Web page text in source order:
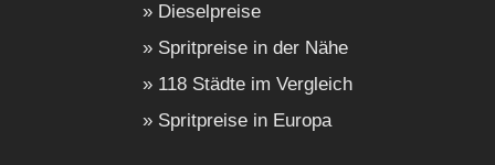
Dieselpreise
Spritpreise in der Nähe
118 Städte im Vergleich
Spritpreise in Europa